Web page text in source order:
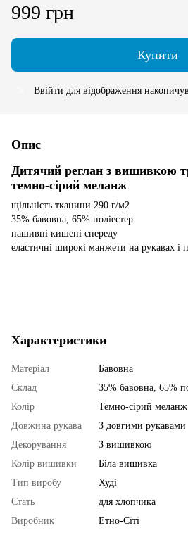
999 грн
Купити
Ввійти для відображення
Опис
Дитячий реглан з вишивкою
темно-сірий меланж
щільність тканини 290 г/м2
35% бавовна, 65% поліестер
нашивні кишені спереду
еластичні широкі манжети на рукавах і
Характеристики
Матеріал
Бавовна
Склад
35% бавовна, 65%
Колір
Темно-сірий меланж
Довжина рукава
З довгими рукавами
Декорування
З вишивкою
Колір вишивки
Біла вишивка
Тип виробу
Худі
Стать
для хлопчика
Виробник
Етно-Сіті